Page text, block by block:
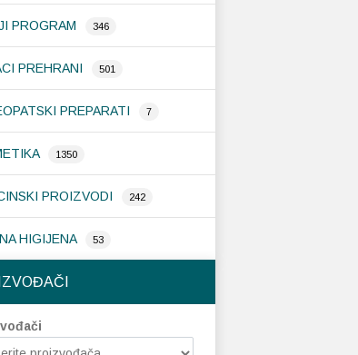
PROGRAM 346
PREHRANI 501
PREPARATI 7
1350
PROIZVODI 242
HIGIJENA 53